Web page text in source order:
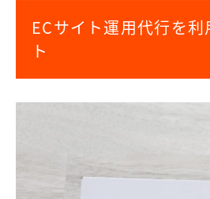
ECサイト運用代行を利
ト